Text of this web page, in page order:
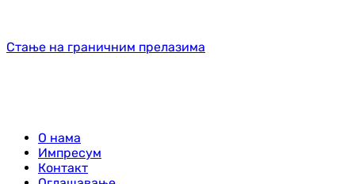
Стање на граничним прелазима
О нама
Импресум
Контакт